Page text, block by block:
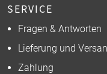
SERVICE
Fragen & Antworten
Lieferung und
Zahlung